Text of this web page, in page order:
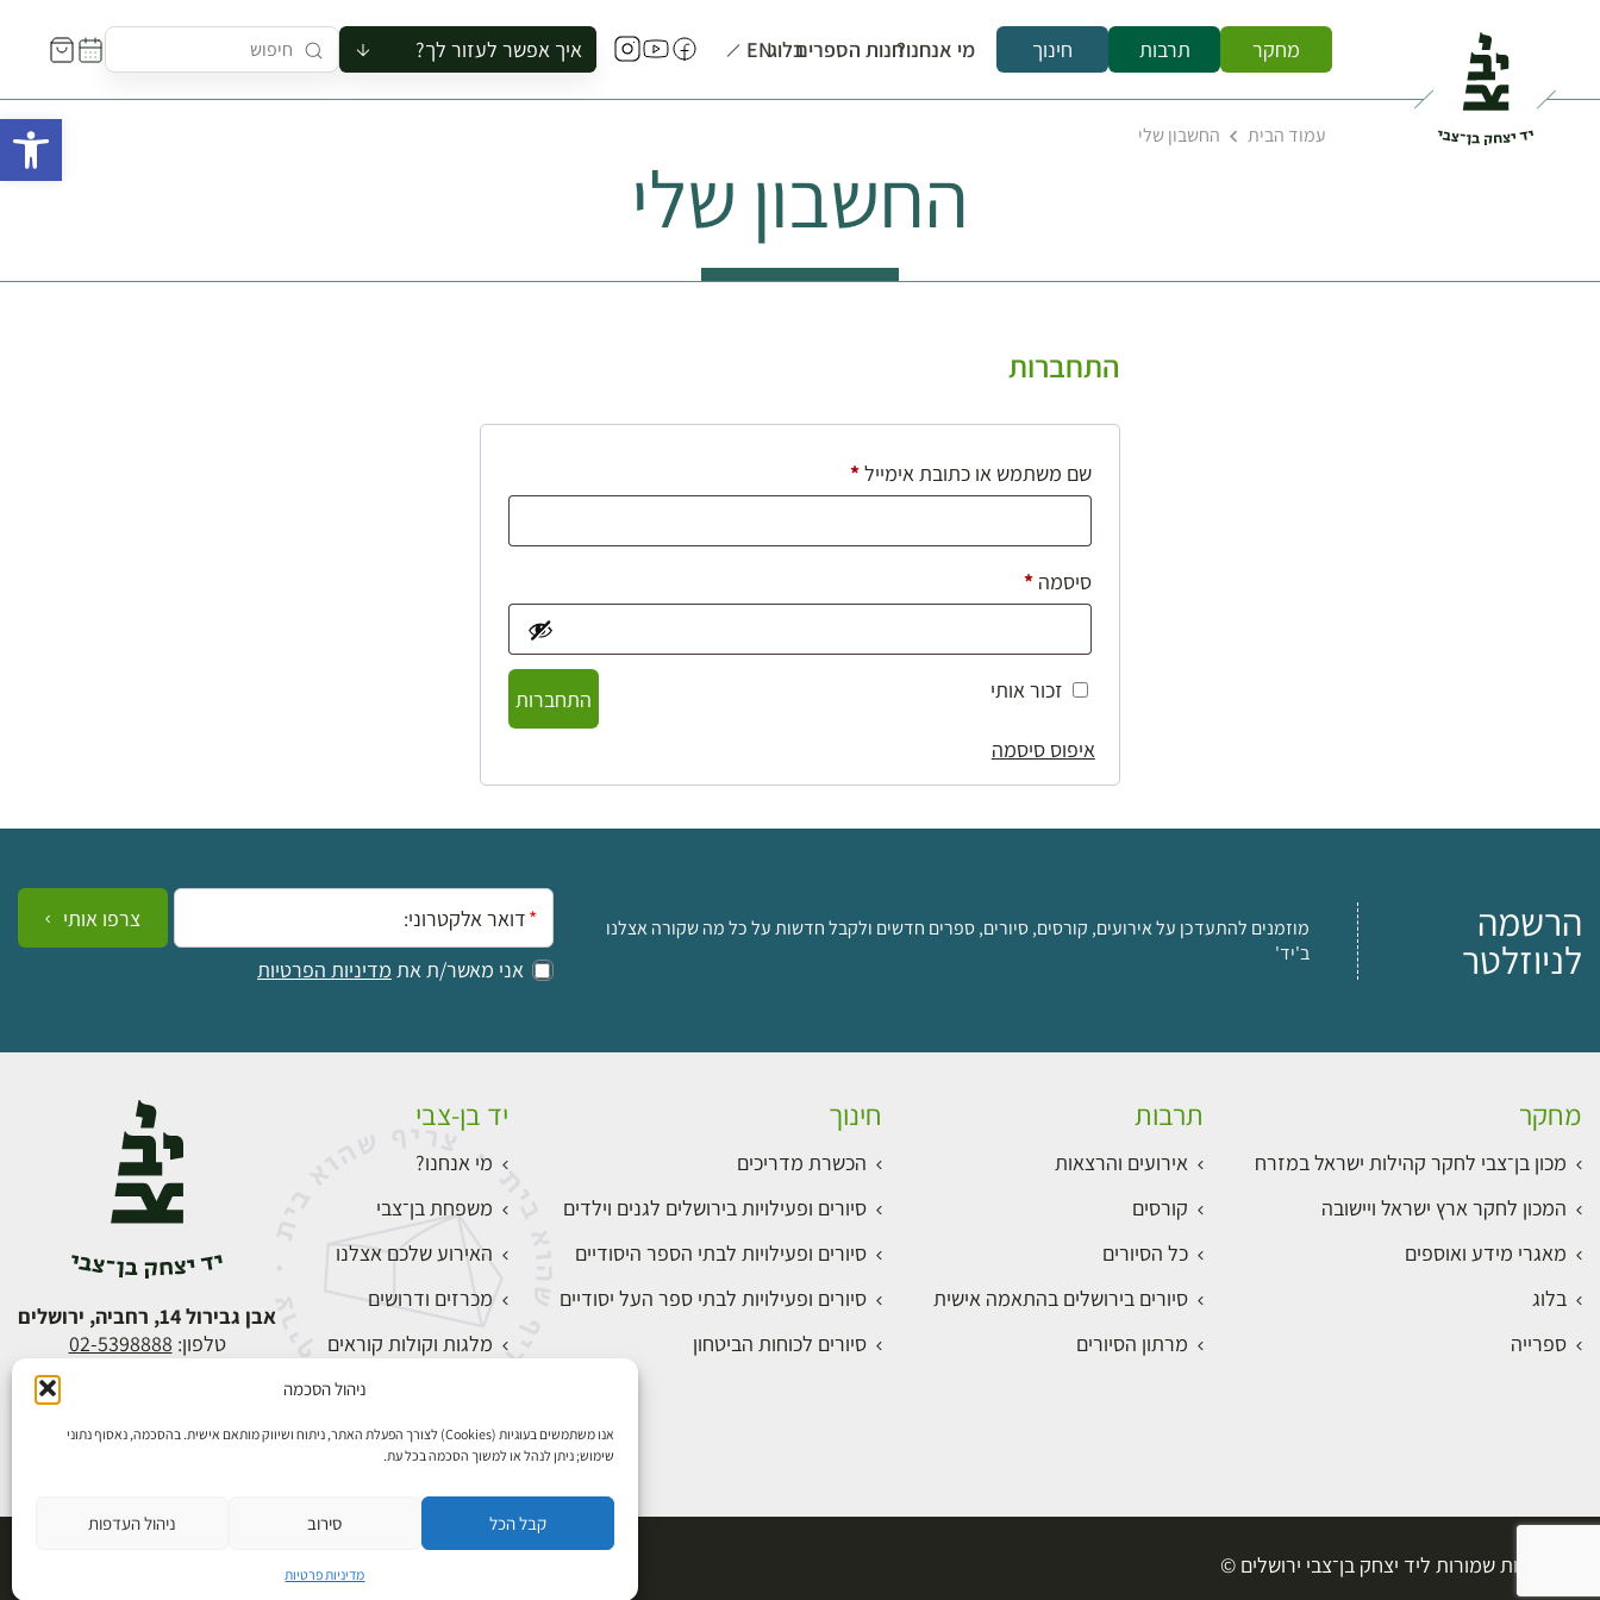
ניהול הסכמה
אנו משתמשים בעוגיות (Cookies) לצורך הפעלת האתר, ניתוח ושיווק מותאם אישית. בהסכמה, נאסוף נתוני
שימוש; ניתן לנהל או למשוך הסכמה בכל עת.
קבל הכל סירוב ניהול העדפות
מדיניות פרטיות
מחקר תרבות חינוך מי אנחנו?חנות הספריםבלוגEN איך אפשר לעזור לך?
להזמין סיור לקבוצה
לתאם ביקור בצריף
עמוד הבית החשבון שלי
החשבון שלי
התחברות
שם משתמש או כתובת אימייל*חובה
סיסמה*חובה
זכור אותי
התחברות
איפוס סיסמה
הרשמה
לניוזלטר
מוזמנים להתעדכן על אירועים, קורסים, סיורים, ספרים חדשים ולקבל חדשות על כל מה שקורה אצלנו
ב'יד'
אימייל:
אני מאשר/ת את מדיניות הפרטיות
צרפו אותי
מחקר
מכון בן־צבי לחקר קהילות ישראל במזרח
המכון לחקר ארץ ישראל ויישובה
מאגרי מידע ואוספים
בלוג
ספרייה
תרבות
אירועים והרצאות
קורסים
כל הסיורים
סיורים בירושלים בהתאמה אישית
מרתון הסיורים
חינוך
הכשרת מדריכים
סיורים ופעילויות בירושלים לגנים וילדים
סיורים ופעילויות לבתי הספר היסודיים
סיורים ופעילויות לבתי ספר העל יסודיים
סיורים לכוחות הביטחון
יד בן-צבי
מי אנחנו?
משפחת בן־צבי
האירוע שלכם אצלנו
מכרזים ודרושים
מלגות וקולות קוראים
התחברות
אבן גבירול 14, רחביה, ירושלים
טלפון: 02-5398888
כל הזכויות שמורות ליד יצחק בן־צבי ירושלים ©